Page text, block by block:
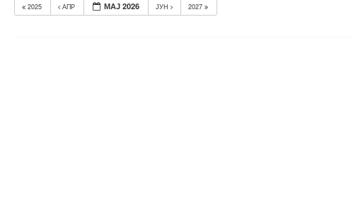
2025 АПР МАЈ 2026 ЈУН 2027